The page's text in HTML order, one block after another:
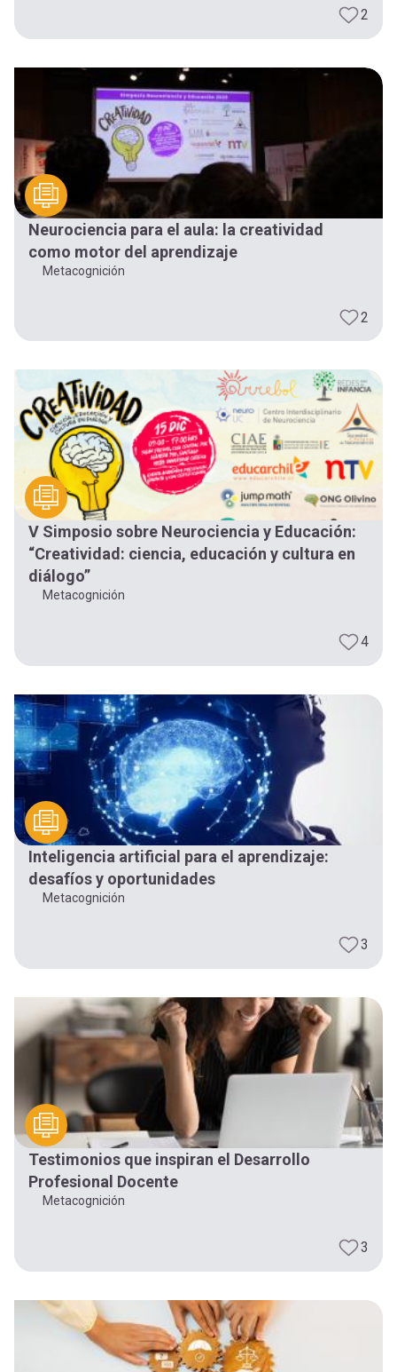
2
Neurociencia para el aula: la creatividad
como motor del aprendizaje
Metacognición
2
V Simposio sobre Neurociencia y Educación:
“Creatividad: ciencia, educación y cultura en
diálogo”
Metacognición
4
Inteligencia artificial para el aprendizaje:
desafíos y oportunidades
Metacognición
3
Testimonios que inspiran el Desarrollo
Profesional Docente
Metacognición
3